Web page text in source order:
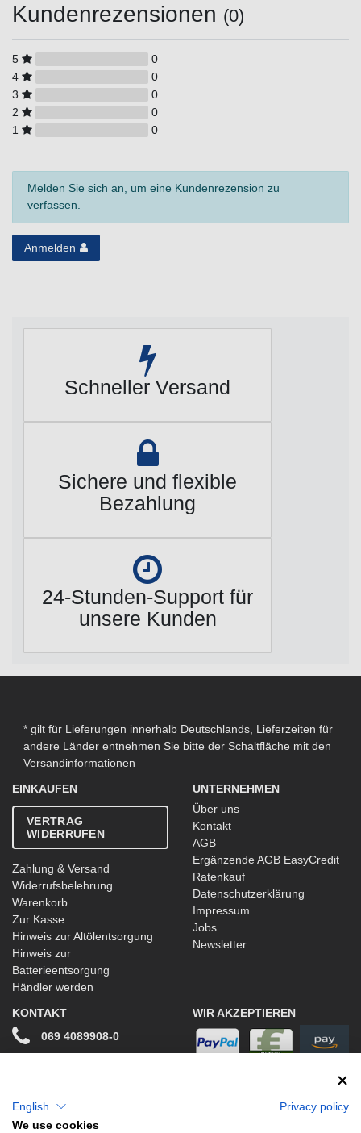
Kundenrezensionen (0)
5
0
4
0
3
0
2
0
1
0
Melden Sie sich an, um eine Kundenrezension zu
verfassen.
Anmelden
Schneller Versand
Sichere und flexible
Bezahlung
24-Stunden-Support für
unsere Kunden
* gilt für Lieferungen innerhalb Deutschlands, Lieferzeiten für
andere Länder entnehmen Sie bitte der Schaltfläche mit den
Versandinformationen
EINKAUFEN
VERTRAG
WIDERRUFEN
Zahlung & Versand
Widerrufsbelehrung
Warenkorb
Zur Kasse
Hinweis zur Altölentsorgung
Hinweis zur
Batterieentsorgung
Händler werden
UNTERNEHMEN
Über uns
Kontakt
AGB
Ergänzende AGB EasyCredit
Ratenkauf
Datenschutzerklärung
Impressum
Jobs
Newsletter
KONTAKT
069 4089908-0
WIR AKZEPTIEREN
English
Privacy policy
We use cookies